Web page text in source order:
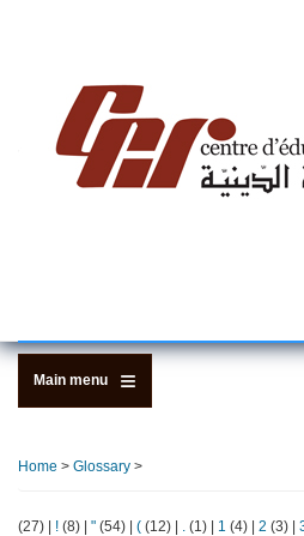
Main menu
Home > Glossary >
(27) | ! (8) | " (54) | ( (12) | (1) | 1 (4) | 2 (3) |